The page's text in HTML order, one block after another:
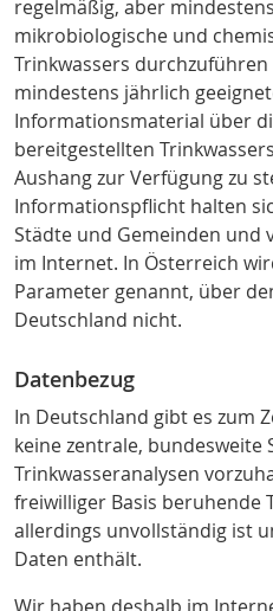
regelmäßig, aber
mikrobiologische und
Trinkwassers
mindestens jährlich
Informationsmaterial über
bereitgestellten
Aushang zur Verfügung zu
Informationspflicht halten
Städte und Gemeinden und
im Internet. In Österreich
Parameter genannt, über
Deutschland nicht.
Datenbezug
In Deutschland gibt es zum
keine zentrale, bundesweite
Trinkwasseranalysen
freiwilliger Basis beruhende
allerdings unvollständig ist
Daten enthält.